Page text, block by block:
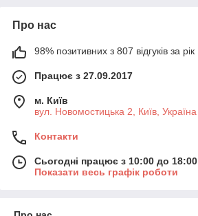
Про нас
98% позитивних з 807 відгуків за рік
Працює з 27.09.2017
м. Київ
вул. Новомостицька 2, Київ, Україна
Контакти
Сьогодні працює з 10:00 до 18:00
Показати весь графік роботи